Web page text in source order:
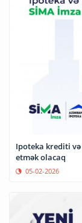
Ipoteka krediti və
etmək olacaq
05-02-2026